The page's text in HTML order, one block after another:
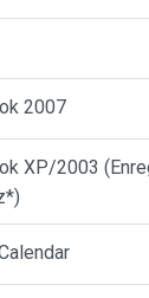
2007
XP/2003